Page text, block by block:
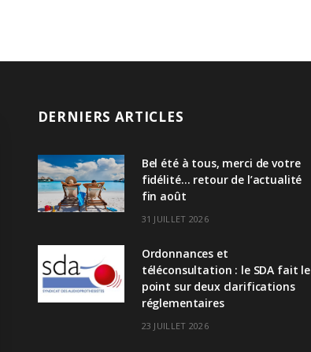
DERNIERS ARTICLES
Bel été à tous, merci de votre
fidélité… retour de l’actualité
fin août
31 JUILLET 2026
Ordonnances et
téléconsultation : le SDA fait le
point sur deux clarifications
réglementaires
23 JUILLET 2026